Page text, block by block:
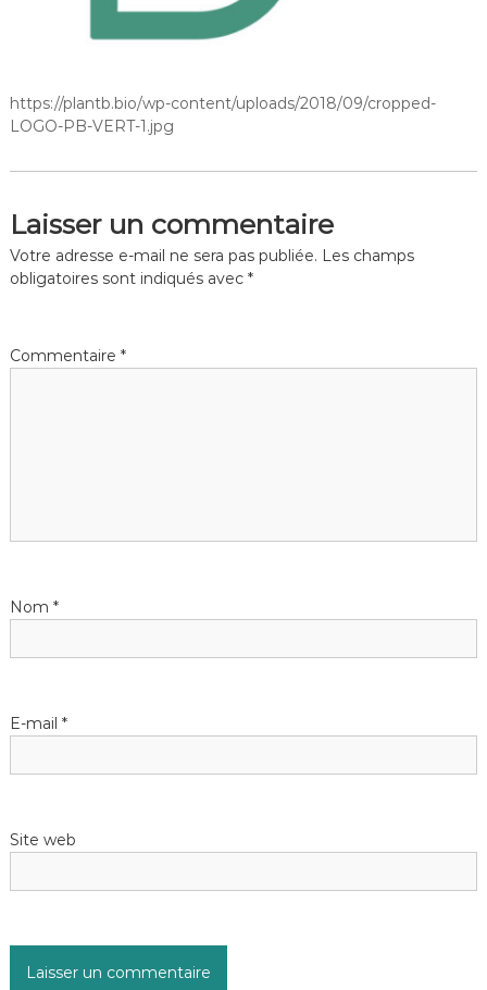
https://plantb.bio/wp-content/uploads/2018/09/cropped-
LOGO-PB-VERT-1.jpg
Laisser un commentaire
Votre adresse e-mail ne sera pas publiée. Les champs
obligatoires sont indiqués avec *
Commentaire *
Nom *
E-mail *
Site web